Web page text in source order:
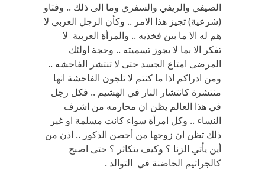
الصيفي والريفي والسفري وما الى ذلك .. وفتاو
(شرعية) تجيز هذا الامر .. وكأن الرجل العربي لا
هم له الا ما بين فخذيه .. والمرأة العربية لا
تفكر الا بما لا يجوز تسميته .. وحجة اولئك
المرضى امتاع الجسد حتى لا تنتشر الفاحشه ..
ومن ادراكم اذا ما كنتم لا تلجون الفاحشة انها
منتشرة كانتشار النار في الهشيم .. فكل رجل
في هذا العالم يظن ان محارمه من اشرف
النساء .. وكل امرأة سواء كانت مسلمة او غير
ذلك تظن ان زوجها من أحصن الذكور .. اذن من
أين يأتي الزنا ؟ وكيف يتكاثر ؟ حتى اصبح
كالجراثيم الحاضنة في التوالد .